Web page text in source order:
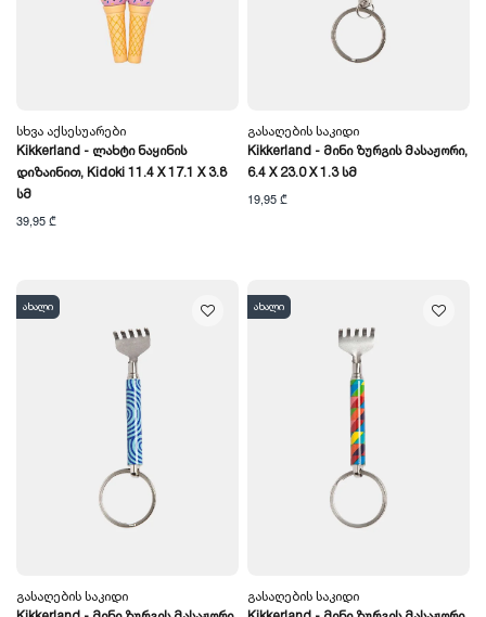
Სხვა Აქსესუარები
Kikkerland - Ლახტი Ნაყინის
Დიზაინით, Kidoki 11.4 X 17.1 X 3.8
Სმ
39,95 ₾
Გასაღების Საკიდი
Kikkerland - Მინი Ზურგის Მასაჟორი,
6.4 X 23.0 X 1.3 Სმ
19,95 ₾
ახალი
Გასაღების Საკიდი
ახალი
Გასაღების Საკიდი